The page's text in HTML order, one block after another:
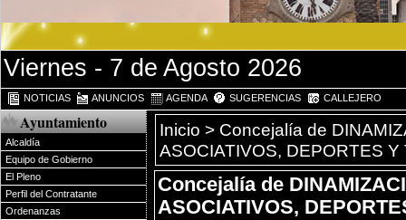
Viernes - 7 de Agosto 2026
NOTICIAS ANUNCIOS AGENDA SUGERENCIAS CALLEJERO
Ayuntamiento
Alcaldía
Equipo de Gobierno
El Pleno
Perfil del Contratante
Ordenanzas
Inicio > Concejalía de
ASOCIATIVOS, DEPORTES Y
Concejalía de
ASOCIATIVOS,